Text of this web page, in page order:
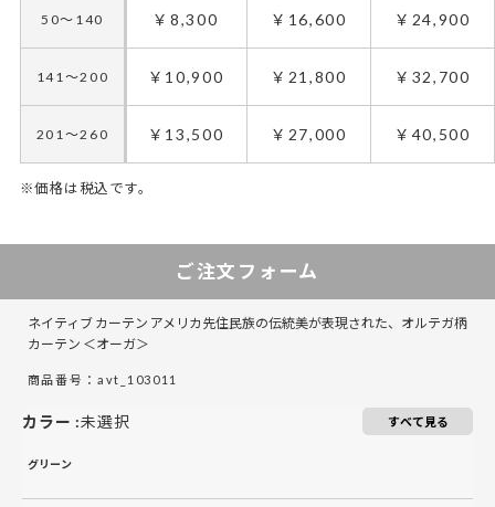
50～140 ￥8,300 ￥16,600 ￥24,900
141～200 ￥10,900 ￥21,800 ￥32,700
201～260 ￥13,500 ￥27,000 ￥40,500
※価格は税込です。
141～200 ￥16,350
141～200 ￥10,900
ご注文フォーム
ネイティブ カーテン アメリカ先住民族の伝統美が表現された、オルテガ柄
カーテン ＜オーガ＞
商品番号：avt_103011
カラー :未選択 すべて見る
グリーン